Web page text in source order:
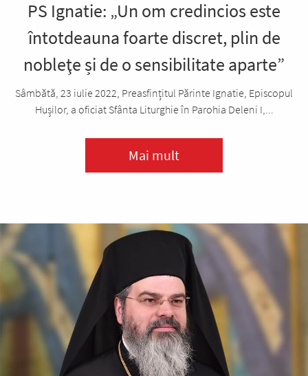
PS Ignatie: „Un om credincios este
întotdeauna foarte discret, plin de
nobleţe și de o sensibilitate aparte”
Sâmbătă, 23 iulie 2022, Preasfințitul Părinte Ignatie, Episcopul
Hușilor, a oficiat Sfânta Liturghie în Parohia Deleni I,...
Mai mult